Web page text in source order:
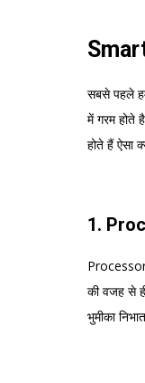
सबसे पहले
में गरम होते
होते हैं ऐसा
1.
की वजह से
भुमीका